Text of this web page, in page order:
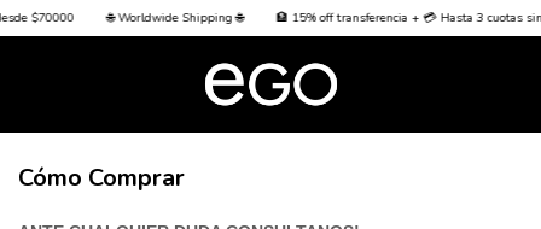
$70000 🌐 Worldwide Shipping 🌐 🏦 15% off transferencia + 💳 Hasta 3 cuotas
Cómo Comprar